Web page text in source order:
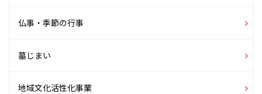
仏事・季節の行事
墓じまい
地域文化活性化事業